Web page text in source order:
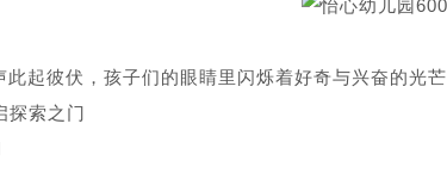
起彼伏，孩子们的眼睛里闪烁着好奇与兴奋的光
探索之门